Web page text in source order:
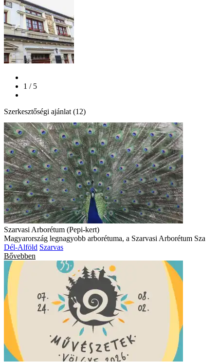
1 / 5
Szerkesztőségi ajánlat (12)
Szarvasi Arborétum (Pepi-kert)
Magyarország legnagyobb arborétuma, a Szarvasi Arborétum Sza
Dél-Alföld Szarvas
Bővebben